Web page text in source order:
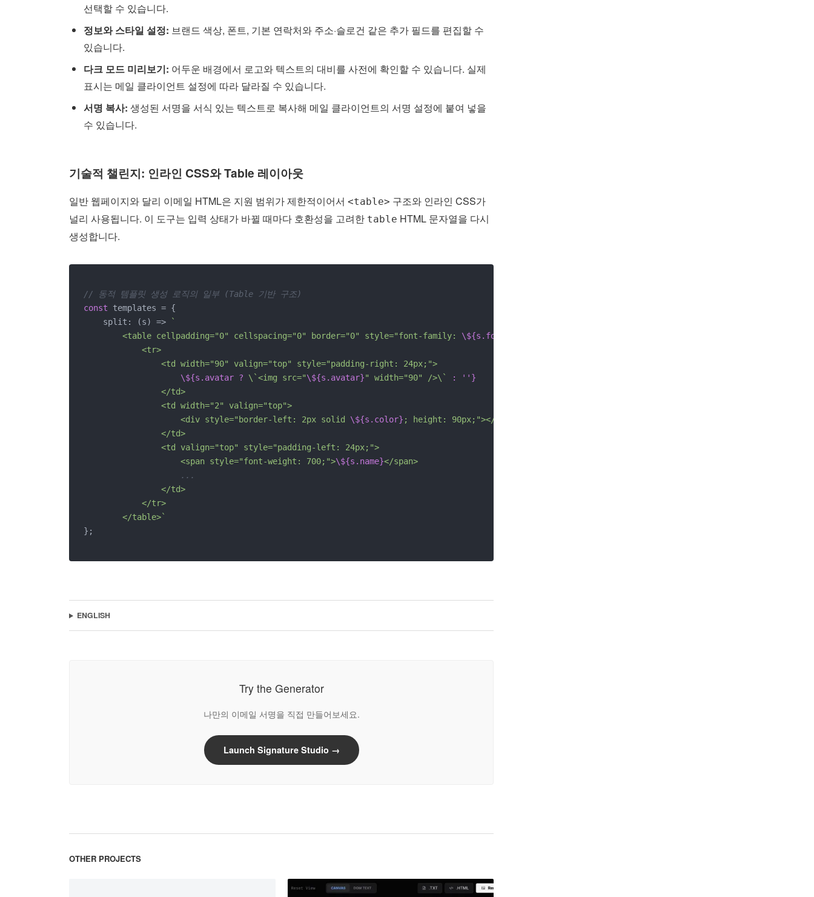
선택할 수 있습니다.
정보와 스타일 설정: 브랜드 색상, 폰트, 기본 연락처와 주소·슬로건 같은 추가 필드를 편집할 수
있습니다.
다크 모드 미리보기: 어두운 배경에서 로고와 텍스트의 대비를 사전에 확인할 수 있습니다. 실제
표시는 메일 클라이언트 설정에 따라 달라질 수 있습니다.
서명 복사: 생성된 서명을 서식 있는 텍스트로 복사해 메일 클라이언트의 서명 설정에 붙여 넣을
수 있습니다.
기술적 챌린지: 인라인 CSS와 Table 레이아웃
일반 웹페이지와 달리 이메일 HTML은 지원 범위가 제한적이어서 <table> 구조와 인라인 CSS가
널리 사용됩니다. 이 도구는 입력 상태가 바뀔 때마다 호환성을 고려한 table HTML 문자열을 다시
생성합니다.
// 동적 템플릿 생성 로직의 일부 (Table 기반 구조)
const templates = {
    split: (s) =>
`
        <table cellpadding="0" cellspacing="0" border="0" style="font-family:
\${s.font}
            <tr>
                <td width="90" valign="top" style="padding-right: 24px;">
\${s.avatar ? \`<img src="\${s.avatar}" width="90" />\`
: ''}
                </td>
                <td width="2" valign="top">
                    <div style="border-left: 2px solid
\${s.color} ; height: 90px;"></div>
                </td>
                <td valign="top" style="padding-left: 24px;">
                    <span style="font-weight: 700;">
\${s.name}</span>
...
                </td>
            </tr>
        </table>`
};
ENGLISH
Try the Generator
나만의 이메일 서명을 직접 만들어보세요.
Launch Signature Studio →
OTHER PROJECTS